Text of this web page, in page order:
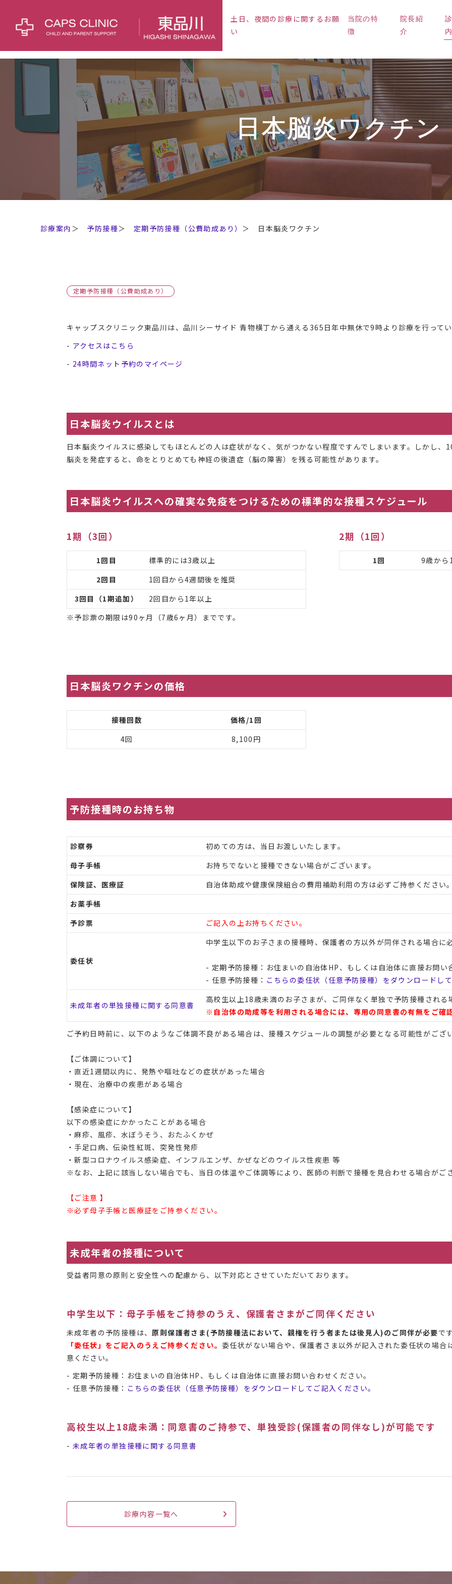
土日、夜間の診療に関するお願
い
当院の特
徴
院長紹
介
日本脳炎ワクチン
診療案内 ＞ 予防接種＞ 定期予防接種（公費助成あり） ＞ 日本脳炎ワクチン
定期予防接種（公費助成あり）
キャップスクリニック東品川は、品川シーサイド 青物横丁から通える365日年中無休で9時より診療を行って
- アクセスはこちら
- 24時間ネット予約のマイページ
日本脳炎ウイルスとは
日本脳炎ウイルスに感染してもほとんどの人は症状がなく、気がつかない程度ですんでしまいます。しかし
脳炎を発症すると、命をとりとめても神経の後遺症（脳の障害）を残る可能性があります。
日本脳炎ウイルスへの確実な免疫をつけるための標準的な接種スケジュール
1期（3回）
1回目
標準的には3歳以上
2回目
1回目から4週間後を推奨
3回目（1期追加）
2回目から1年以上
※予診票の期限は90ヶ月（7歳6ヶ月）までです。
2期（1回）
1回 9歳から
日本脳炎ワクチンの価格
接種回数
価格/1回
4回
8,100円
予防接種時のお持ち物
診察券
初めての方は、当日お渡しいたします。
母子手帳
お持ちでないと接種できない場合がございます。
保険証、医療証
自治体助成や健康保険組合の費用補助利用の方は必ずご持参ください
お薬手帳
予診票
ご記入の上お持ちください。
委任状
中学生以下のお子さまの接種時、保護者の方以外が同伴される場合に
- 定期予防接種：お住まいの自治体HP、もしくは自治体に直接お問い
- 任意予防接種： こちらの委任状（任意予防接種）をダウンロードし
未成年者の単独接種に関する同意書
高校生以上18歳未満のお子さまが、ご同伴なく単独で予防接種される
※自治体の助成等を利用される場合には、専用の同意書の有無をご確
ご予約日時前に、以下のようなご体調不良がある場合は、接種スケジュールの調整が必要となる可能性がござ
【ご体調について】
・直近1週間以内に、発熱や嘔吐などの症状があった場合
・現在、治療中の疾患がある場合
【感染症について】
以下の感染症にかかったことがある場合
・麻疹、風疹、水ぼうそう、おたふくかぜ
・手足口病、伝染性紅斑、突発性発疹
・新型コロナウイルス感染症、インフルエンザ、かぜなどのウイルス性疾患 等
※なお、上記に該当しない場合でも、当日の体温やご体調等により、医師の判断で接種を見合わせる場合がご
【ご注意 】
※必ず母子手帳と医療証をご持参ください。
未成年者の接種について
受益者同意の原則と安全性への配慮から、以下対応とさせていただいております。
中学生以下：母子手帳をご持参のうえ、保護者さまがご同伴ください
未成年者の予防接種は、原則保護者さま(予防接種法において、親権を行う者または後見人)のご同伴が必要で
「委任状」をご記入のうえご持参ください。 委任状がない場合や、保護者さま以外が記入された委任状の場
意ください。
- 定期予防接種：お住まいの自治体HP、もしくは自治体に直接お問い合わせください。
- 任意予防接種： こちらの委任状（任意予防接種）をダウンロードしてご記入ください。
高校生以上18歳未満：同意書のご持参で、単独受診(保護者の同伴なし)が可能です
- 未成年者の単独接種に関する同意書
診療内容一覧へ